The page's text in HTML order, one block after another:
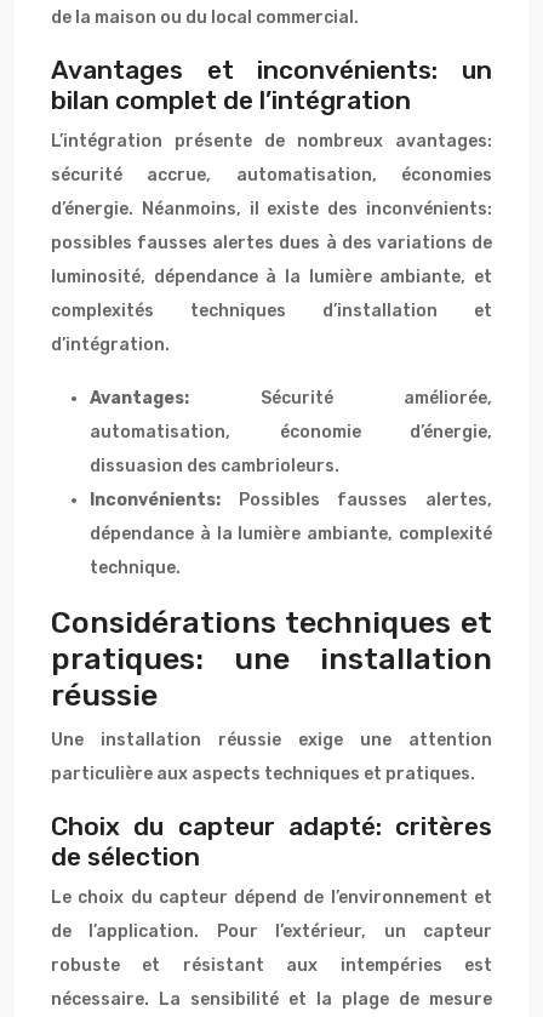
de la maison ou du local commercial.
Avantages et inconvénients: un
bilan complet de l’intégration
L’intégration présente de nombreux avantages:
sécurité accrue, automatisation, économies
d’énergie. Néanmoins, il existe des inconvénients:
possibles fausses alertes dues à des variations de
luminosité, dépendance à la lumière ambiante, et
complexités techniques d’installation et
d’intégration.
Avantages: Sécurité améliorée,
automatisation, économie d’énergie,
dissuasion des cambrioleurs.
Inconvénients:
Possibles fausses alertes,
dépendance à la lumière ambiante, complexité
technique.
Considérations techniques et
pratiques: une installation
réussie
Une installation réussie exige une attention
particulière aux aspects techniques et pratiques.
Choix du capteur adapté: critères
de sélection
Le choix du capteur dépend de l’environnement et
de l’application. Pour l’extérieur, un capteur
robuste et résistant aux intempéries est
nécessaire. La sensibilité et la plage de mesure